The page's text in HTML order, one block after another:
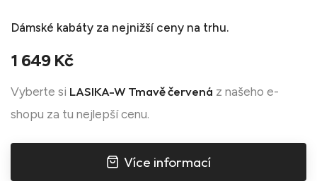
Dámské kabáty za nejnižší ceny na trhu.
1 649 Kč
Vyberte si LASIKA-W Tmavě červená z našeho e-
shopu za tu nejlepší cenu.
Více informací